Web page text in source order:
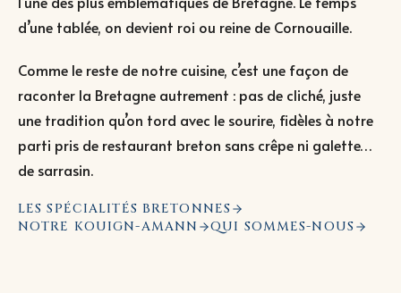
d’une tablée, on devient roi ou reine de Cornouaille.
Comme le reste de notre cuisine, c’est une façon de
raconter la Bretagne autrement : pas de cliché, juste
une tradition qu’on tord avec le sourire, fidèles à notre
parti pris de restaurant breton sans crêpe ni galette…
de sarrasin.
LES SPÉCIALITÉS BRETONNES
NOTRE KOUIGN-AMANN
QUI SOMMES-NOUS